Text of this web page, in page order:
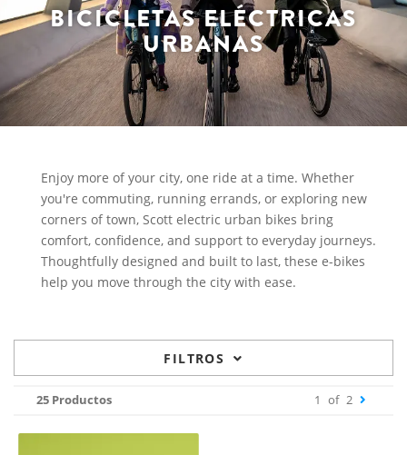
BICICLETAS ELÉCTRICAS
URBANAS
Enjoy more of your city, one ride at a time. Whether
you're commuting, running errands, or exploring new
corners of town, Scott electric urban bikes bring
comfort, confidence, and support to everyday journeys.
Thoughtfully designed and built to last, these e-bikes
help you move through the city with ease.
FILTROS
25 Productos 1 of 2